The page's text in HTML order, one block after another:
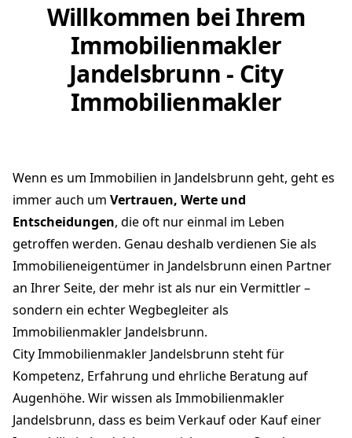
Willkommen bei Ihrem
Immobilienmakler
Jandelsbrunn - City
Immobilienmakler
Wenn es um Immobilien in Jandelsbrunn geht, geht es
immer auch um Vertrauen, Werte und
Entscheidungen, die oft nur einmal im Leben
getroffen werden. Genau deshalb verdienen Sie als
Immobilieneigentümer in Jandelsbrunn einen Partner
an Ihrer Seite, der mehr ist als nur ein Vermittler –
sondern ein echter Wegbegleiter als
Immobilienmakler Jandelsbrunn.
City Immobilienmakler Jandelsbrunn steht für
Kompetenz, Erfahrung und ehrliche Beratung auf
Augenhöhe. Wir wissen als Immobilienmakler
Jandelsbrunn, dass es beim Verkauf oder Kauf einer